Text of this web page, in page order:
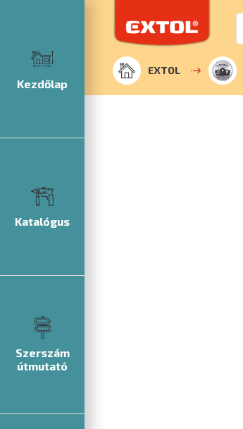
Kezdőlap
Katalógus
Szerszám
útmutató
EXTOL